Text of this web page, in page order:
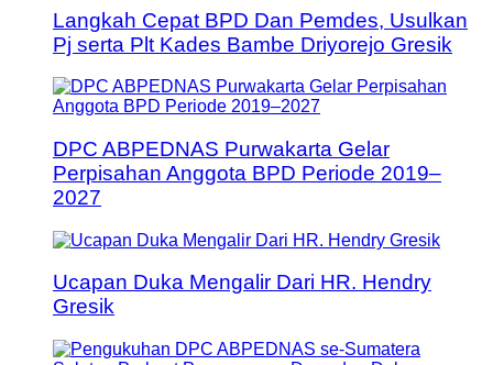
Langkah Cepat BPD Dan Pemdes, Usulkan
Pj serta Plt Kades Bambe Driyorejo Gresik
DPC ABPEDNAS Purwakarta Gelar
Perpisahan Anggota BPD Periode 2019–
2027
Ucapan Duka Mengalir Dari HR. Hendry
Gresik